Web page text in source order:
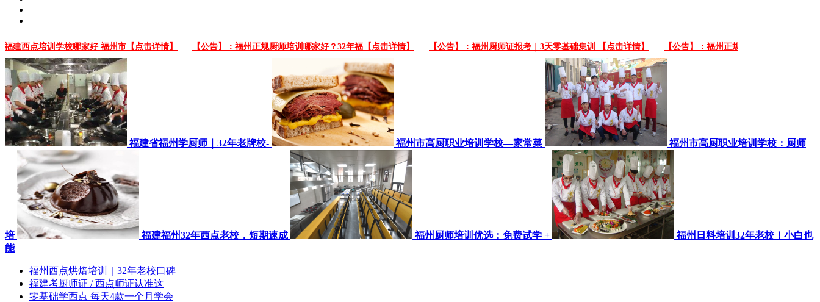
西点培训学校哪家好 福州市【点击详情】 【公告】：福州正规厨师培训哪家好？32年福【点击详情】 【公告】：福州厨师证报考｜3天零基础集训 【点击详情】 【公告】：福州正规厨师证考证指南：3天
福建省福州学厨师｜32年老牌校- 福州市高厨职业培训学校—家常菜 福州市高厨职业培训学校：厨师
培 福建福州32年西点老校，短期速成 福州厨师培训优选：免费试学 +
福州日料培训32年老校！小白也
能
福州西点烘焙培训｜32年老校口碑
福建考厨师证 / 西点师证认准这
零基础学西点 每天4款一个月学会